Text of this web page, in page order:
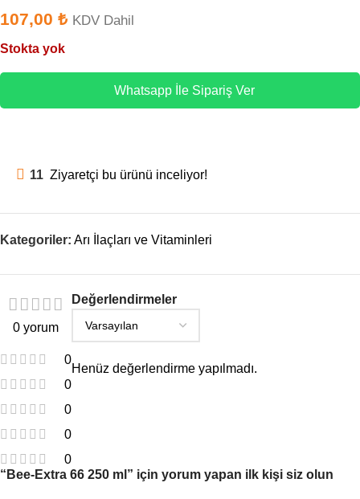
107,00 ₺ KDV Dahil
Stokta yok
Whatsapp İle Sipariş Ver
11 Ziyaretçi bu ürünü inceliyor!
Kategoriler: Arı İlaçları ve Vitaminleri
0 yorum
0
0
0
0
0
Değerlendirmeler
Henüz değerlendirme yapılmadı.
“Bee-Extra 66 250 ml” için yorum yapan ilk kişi siz olun